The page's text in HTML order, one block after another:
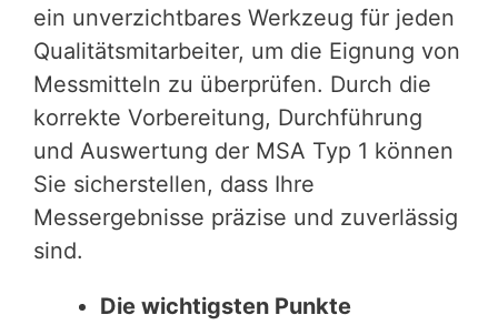
ein unverzichtbares Werkzeug für jeden
Qualitätsmitarbeiter, um die Eignung von
Messmitteln zu überprüfen. Durch die
korrekte Vorbereitung, Durchführung
und Auswertung der MSA Typ 1 können
Sie sicherstellen, dass Ihre
Messergebnisse präzise und zuverlässig
sind.
Die wichtigsten Punkte